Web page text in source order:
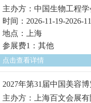
主办方：中国生物工程
时间：2026-11-19-2026-
地点：上海
参展费1：其他
点击查看详情
2027年第31届中国美容
主办方：上海百文会展有